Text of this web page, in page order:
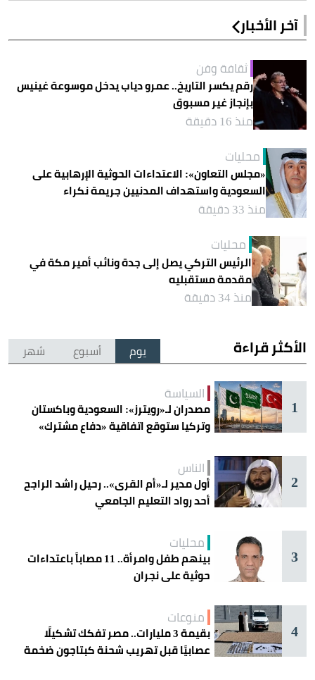
آخر الأخبار
ثقافة وفن
رقم يكسر التاريخ.. عمرو دياب يدخل موسوعة غينيس
بإنجاز غير مسبوق
منذ 16 دقيقة
محليات
«مجلس التعاون»: الاعتداءات الحوثية الإرهابية على
السعودية واستهداف المدنيين جريمة نكراء
منذ 33 دقيقة
محليات
الرئيس التركي يصل إلى جدة ونائب أمير مكة في
مقدمة مستقبليه
منذ 34 دقيقة
الأكثر قراءة يوم أسبوع شهر
1
السياسة
مصدران لـ«رويترز»: السعودية وباكستان
وتركيا ستوقع اتفاقية «دفاع مشترك»
2
الناس
أول مدير لـ«أم القرى».. رحيل راشد الراجح
أحد رواد التعليم الجامعي
3
محليات
بينهم طفل وامرأة.. 11 مصاباً باعتداءات
حوثية على نجران
4
منوعات
بقيمة 3 مليارات.. مصر تفكك تشكيلًا
عصابيًا قبل تهريب شحنة كبتاجون ضخمة